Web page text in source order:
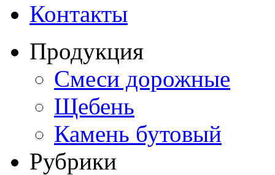
Контакты
Продукция
Смеси дорожные
Щебень
Камень бутовый
Рубрики